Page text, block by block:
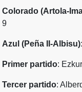
Colorado (Artola-
9
Azul (Peña II-Albisu)
Primer partido:
Tercer partido: